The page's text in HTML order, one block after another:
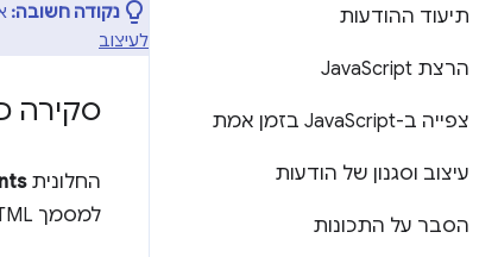
תיעוד ההודעות
הרצת Java Script
צפייה ב-JavaScript בזמן אמת
עיצוב וסגנון של הודעות
הסבר על התכונות
נקודה חשובה:
לעיצוב
סקירה
החלונית
למסמך HTML, כדי לבחור צמתי DOM ספציפיים ולשנות אותם באמצעות כלים אחרים.